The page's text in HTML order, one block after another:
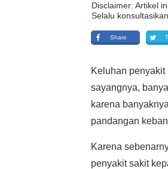
Disclaimer: Artikel
Selalu
Share
Keluhan
sayangnya,
karena
pandangan
Karena
penyakit sakit